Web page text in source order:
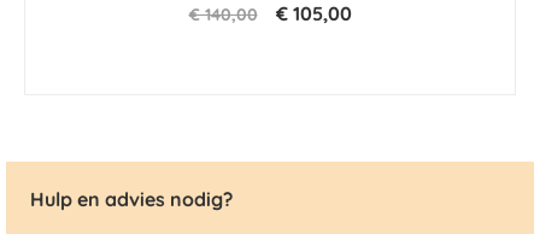
€ 140,00 € 105,00
Hulp en advies nodig?